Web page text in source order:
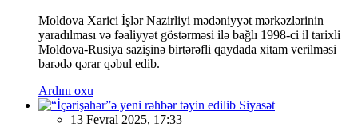
Moldova Xarici İşlər Nazirliyi mədəniyyət mərkəzlərinin
yaradılması və fəaliyyət göstərməsi ilə bağlı 1998-ci il tarixli
Moldova-Rusiya sazişinə birtərəfli qaydada xitam verilməsi
barədə qərar qəbul edib.
Ardını oxu
Siyasət
13 Fevral 2025, 17:33